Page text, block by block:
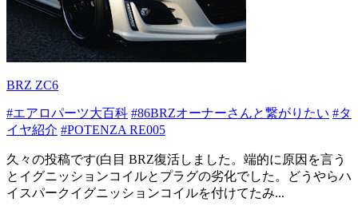
BRZ ZC6
#エアロパーツ大百科 #86BRZオーナーさんと繋がりたい #タ
イヤ紹介 #POTENZA RE005
久々の投稿です(白目 BRZ復活しました。端的に原因を言う
とイグニッションコイルとプラグの劣化でした。どうやらハ
イスパークイグニッションコイルを付けてたみ...